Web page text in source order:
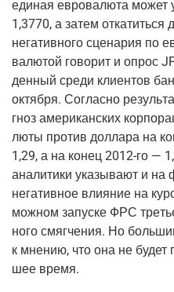
еди­ная евро­ва­лю­та может
1,3770, а затем
нега­тив­но­го сце­на­рия по
валю­той гово­рит и опрос
ден­ный сре­ди кли­ен­тов
октяб­ря. Соглас­но
гноз аме­ри­кан­ских
лю­ты про­тив дол­ла­ра на
1,29, а на конец 2012-го —
ана­ли­ти­ки ука­зы­ва­ют и на
нега­тив­ное вли­я­ние на
мож­ном запус­ке ФРС
но­го смяг­че­ния. Но
к мне­нию, что она не
шее время.